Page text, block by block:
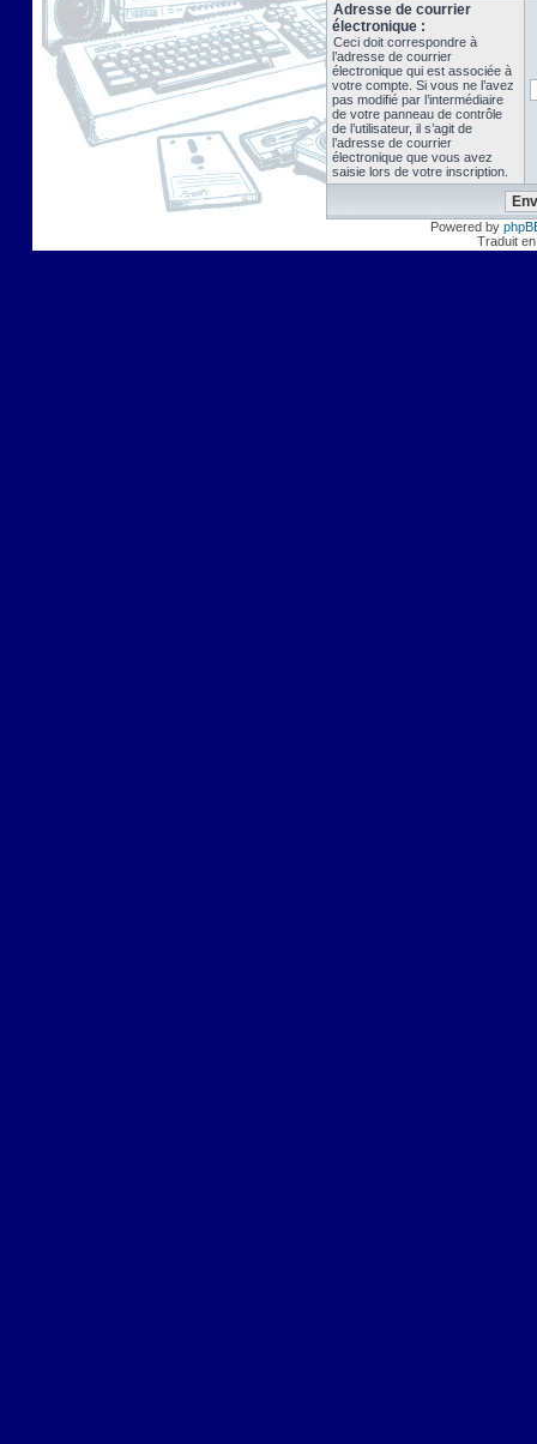
Adresse de courrier
électronique :
Ceci doit correspondre à
l’adresse de courrier
électronique qui est associée à
votre compte. Si vous ne l’avez
pas modifié par l’intermédiaire
de votre panneau de contrôle
de l’utilisateur, il s’agit de
l’adresse de courrier
électronique que vous avez
saisie lors de votre inscription.
Powered by
Traduit